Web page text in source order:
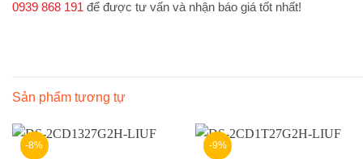
0939 868 191 để được tư vấn và nhận báo giá tốt nhất!
Sản phẩm tương tự
-8% -9%